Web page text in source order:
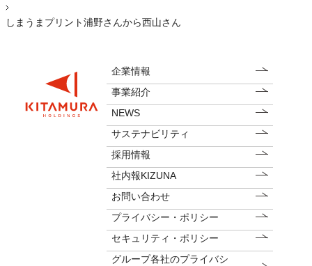
しまうまプリント浦野さんから西山さん
企業情報
事業紹介
NEWS
サステナビリティ
採用情報
社内報KIZUNA
お問い合わせ
プライバシー・ポリシー
セキュリティ・ポリシー
グループ各社のプライバシ